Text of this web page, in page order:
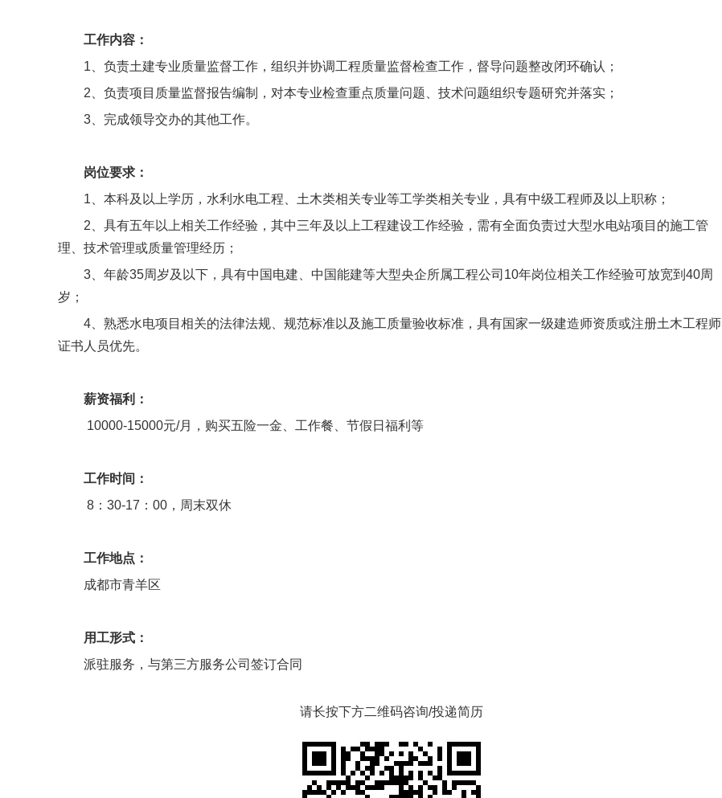
工作内容：
1、负责土建专业质量监督工作，组织并协调工程质量监督检查工作，督导问题整改闭环确认；
2、负责项目质量监督报告编制，对本专业检查重点质量问题、技术问题组织专题研究并落实；
3、完成领导交办的其他工作。
岗位要求：
1、本科及以上学历，水利水电工程、土木类相关专业等工学类相关专业，具有中级工程师及以上职称；
2、具有五年以上相关工作经验，其中三年及以上工程建设工作经验，需有全面负责过大型水电站项目的施工管
理、技术管理或质量管理经历；
3、年龄35周岁及以下，具有中国电建、中国能建等大型央企所属工程公司10年岗位相关工作经验可放宽到40周
岁；
4、熟悉水电项目相关的法律法规、规范标准以及施工质量验收标准，具有国家一级建造师资质或注册土木工程师
证书人员优先。
薪资福利：
10000-15000元/月，购买五险一金、工作餐、节假日福利等
工作时间：
8：30-17：00，周末双休
工作地点：
成都市青羊区
用工形式：
派驻服务，与第三方服务公司签订合同
请长按下方二维码咨询/投递简历